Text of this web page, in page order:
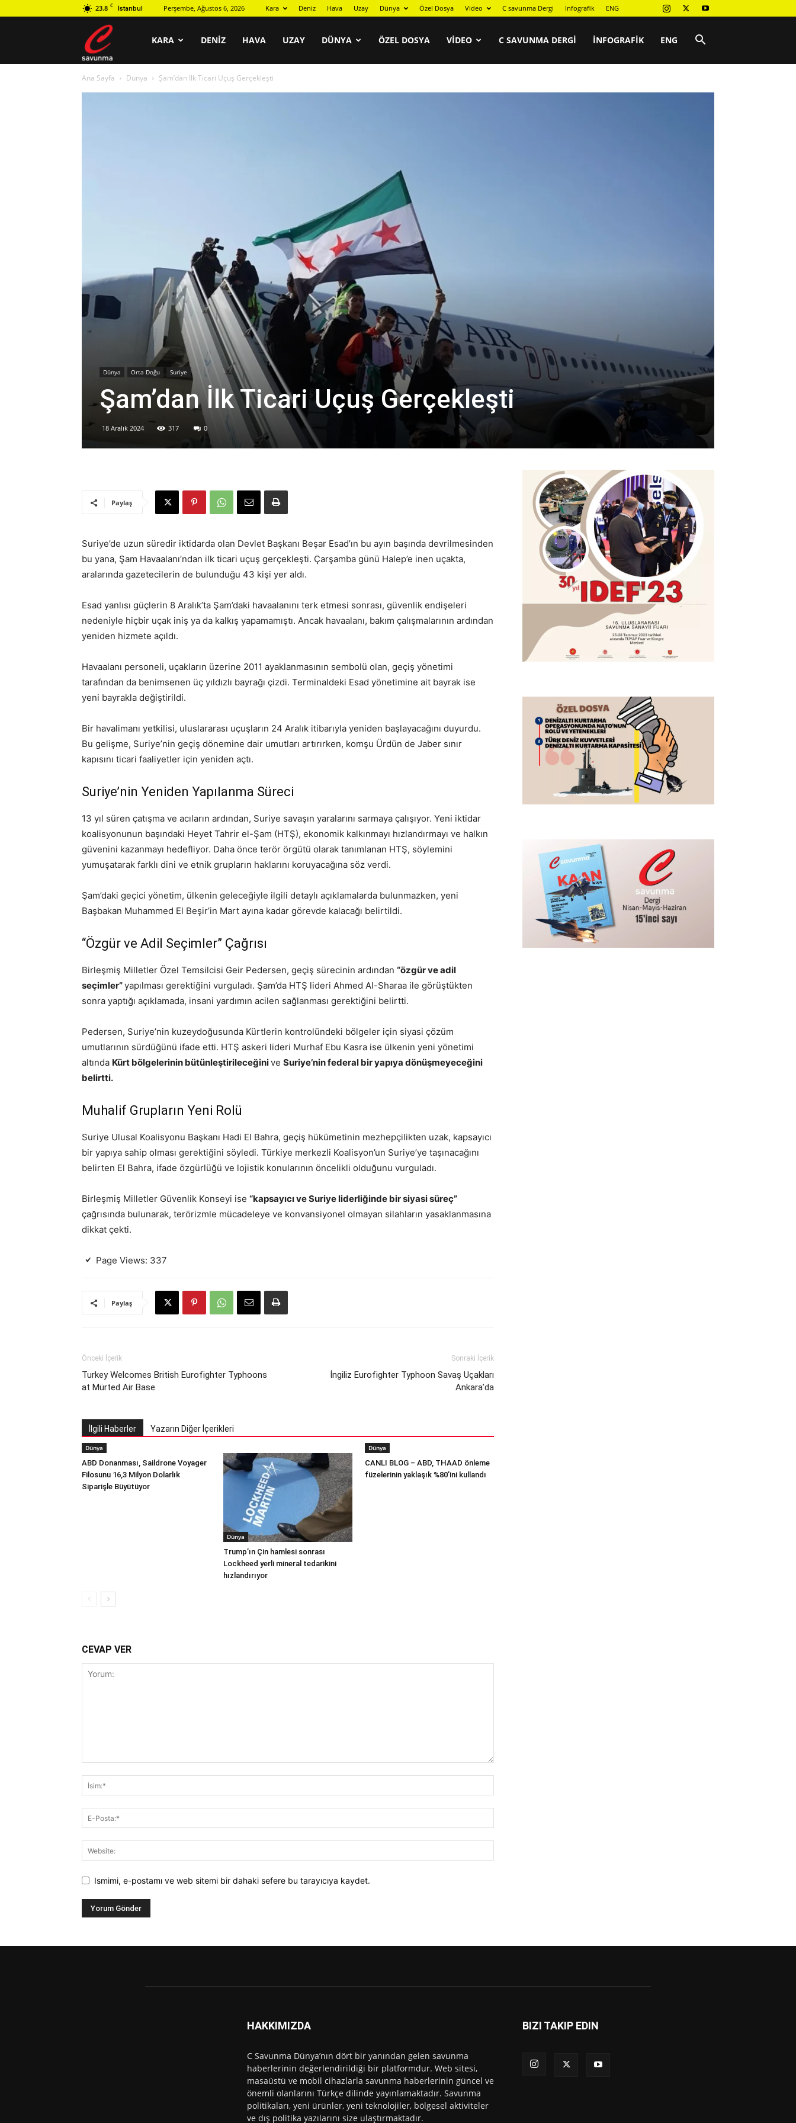
23.8 C İstanbul Perşembe, Ağustos 6, 2026 Kara Deniz Hava Uzay Dünya Özel Dosya Video C savunma Dergi İnfografik ENG
KARA DENIZ HAVA UZAY DÜNYA ÖZEL DOSYA VIDEO C SAVUNMA DERGI İNFOGRAFIK ENG
Ana Sayfa Dünya Şam’dan İlk Ticari Uçuş Gerçekleşti
Dünya Orta Doğu Suriye
Şam’dan İlk Ticari Uçuş Gerçekleşti
18 Aralık 2024 317 0
Paylaş
Suriye’de uzun süredir iktidarda olan Devlet Başkanı Beşar Esad’ın bu ayın başında devrilmesinden
bu yana, Şam Havaalanı’ndan ilk ticari uçuş gerçekleşti. Çarşamba günü Halep’e inen uçakta,
aralarında gazetecilerin de bulunduğu 43 kişi yer aldı.
Esad yanlısı güçlerin 8 Aralık’ta Şam’daki havaalanını terk etmesi sonrası, güvenlik endişeleri
nedeniyle hiçbir uçak iniş ya da kalkış yapamamıştı. Ancak havaalanı, bakım çalışmalarının ardından
yeniden hizmete açıldı.
Havaalanı personeli, uçakların üzerine 2011 ayaklanmasının sembolü olan, geçiş yönetimi
tarafından da benimsenen üç yıldızlı bayrağı çizdi. Terminaldeki Esad yönetimine ait bayrak ise
yeni bayrakla değiştirildi.
Bir havalimanı yetkilisi, uluslararası uçuşların 24 Aralık itibarıyla yeniden başlayacağını duyurdu.
Bu gelişme, Suriye’nin geçiş dönemine dair umutları artırırken, komşu Ürdün de Jaber sınır
kapısını ticari faaliyetler için yeniden açtı.
Suriye’nin Yeniden Yapılanma Süreci
13 yıl süren çatışma ve acıların ardından, Suriye savaşın yaralarını sarmaya çalışıyor. Yeni iktidar
koalisyonunun başındaki Heyet Tahrir el-Şam (HTŞ), ekonomik kalkınmayı hızlandırmayı ve halkın
güvenini kazanmayı hedefliyor. Daha önce terör örgütü olarak tanımlanan HTŞ, söylemini
yumuşatarak farklı dini ve etnik grupların haklarını koruyacağına söz verdi.
Şam’daki geçici yönetim, ülkenin geleceğiyle ilgili detaylı açıklamalarda bulunmazken, yeni
Başbakan Muhammed El Beşir’in Mart ayına kadar görevde kalacağı belirtildi.
“Özgür ve Adil Seçimler” Çağrısı
Birleşmiş Milletler Özel Temsilcisi Geir Pedersen, geçiş sürecinin ardından “özgür ve adil
seçimler”yapılması gerektiğini vurguladı. Şam’da HTŞ lideri Ahmed Al-Sharaa ile görüştükten
sonra yaptığı açıklamada, insani yardımın acilen sağlanması gerektiğini belirtti.
Pedersen, Suriye’nin kuzeydoğusunda Kürtlerin kontrolündeki bölgeler için siyasi çözüm
umutlarının sürdüğünü ifade etti. HTŞ askeri lideri Murhaf Ebu Kasra ise ülkenin yeni yönetimi
altında Kürt bölgelerinin bütünleştirileceğinive Suriye’nin federal bir yapıya dönüşmeyeceğini
belirtti.
Muhalif Grupların Yeni Rolü
Suriye Ulusal Koalisyonu Başkanı Hadi El Bahra, geçiş hükümetinin mezhepçilikten uzak, kapsayıcı
bir yapıya sahip olması gerektiğini söyledi. Türkiye merkezli Koalisyon’un Suriye’ye taşınacağını
belirten El Bahra, ifade özgürlüğü ve lojistik konularının öncelikli olduğunu vurguladı.
Birleşmiş Milletler Güvenlik Konseyi ise “kapsayıcı ve Suriye liderliğinde bir siyasi süreç”
çağrısında bulunarak, terörizmle mücadeleye ve konvansiyonel olmayan silahların yasaklanmasına
dikkat çekti.
Page Views: 337
Paylaş
Önceki İçerik
Turkey Welcomes British Eurofighter Typhoons
at Mürted Air Base
Sonraki İçerik
İngiliz Eurofighter Typhoon Savaş Uçakları
Ankara’da
İlgili Haberler Yazarın Diğer İçerikleri
Dünya
ABD Donanması, Saildrone Voyager
Filosunu 16,3 Milyon Dolarlık
Siparişle Büyütüyor
Dünya
Trump’ın Çin hamlesi sonrası
Lockheed yerli mineral tedarikini
hızlandırıyor
Dünya
CANLI BLOG – ABD, THAAD önleme
füzelerinin yaklaşık %80’ini kullandı
CEVAP VER
Ismimi, e-postamı ve web sitemi bir dahaki sefere bu tarayıcıya kaydet.
HAKKIMIZDA
C Savunma Dünya’nın dört bir yanından gelen savunma
haberlerinin değerlendirildiği bir platformdur. Web sitesi,
masaüstü ve mobil cihazlarla savunma haberlerinin güncel ve
önemli olanlarını Türkçe dilinde yayınlamaktadır. Savunma
politikaları, yeni ürünler, yeni teknolojiler, bölgesel aktiviteler
ve dış politika yazılarını size ulaştırmaktadır.
BIZI TAKIP EDIN